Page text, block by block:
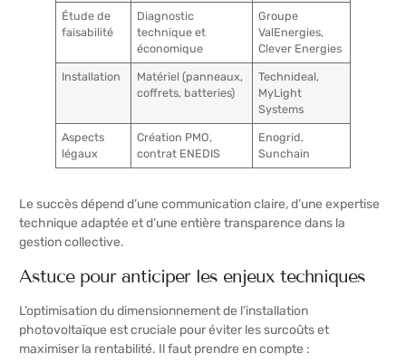
Étude de
faisabilité
Diagnostic
technique et
économique
Groupe
ValEnergies,
Clever Energies
Installation
Matériel (panneaux,
coffrets, batteries)
Technideal,
MyLight
Systems
Aspects
légaux
Création PMO,
contrat ENEDIS
Enogrid,
Sunchain
Le succès dépend d’une communication claire, d’une expertise
technique adaptée et d’une entière transparence dans la
gestion collective.
Astuce pour anticiper les enjeux techniques
L’optimisation du dimensionnement de l’installation
photovoltaïque est cruciale pour éviter les surcoûts et
maximiser la rentabilité. Il faut prendre en compte :